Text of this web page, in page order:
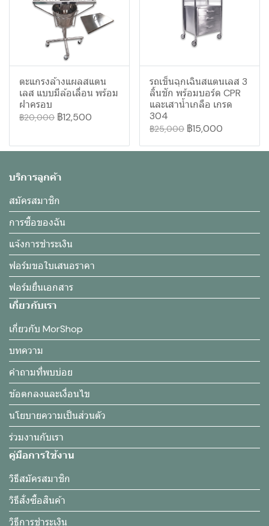
ตะแกรงล้างแผลสแตน
เลส แบบมีล้อเลื่อน พร้อม
ฝาครอบ
฿20,000 ฿12,500
รถเข็นฉุกเฉินสแตนเลส 3
ลิ้นชัก พร้อมบอร์ด CPR
และเสาน้ำเกลือ เกรด
304
฿25,000 ฿15,000
บริการลูกค้า
สมัครสมาชิก
การซื้อของฉัน
แจ้งการชำระเงิน
ฟอร์มขอใบเสนอราคา
ฟอร์มยื่นเอกสาร
เกี่ยวกับเรา
เกี่ยวกับ MorShop
บทความ
คำถามที่พบบ่อย
ข้อตกลงและเงื่อนไข
นโยบายความเป็นส่วนตัว
ร่วมงานกับเรา
คู่มือการใช้งาน
วิธีสมัครสมาชิก
วิธีสั่งซื้อสินค้า
วิธีการชำระเงิน